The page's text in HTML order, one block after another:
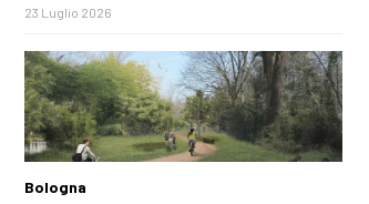
23 Luglio 2026
Bologna